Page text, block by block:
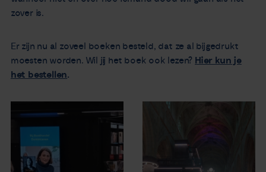
zover is.
Er zijn nu al zoveel boeken besteld, dat ze al bijgedrukt
moesten worden. Wil jij het boek ook lezen? Hier kun je
het bestellen.